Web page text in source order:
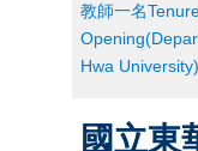
教師一名
Hwa University)
國立東